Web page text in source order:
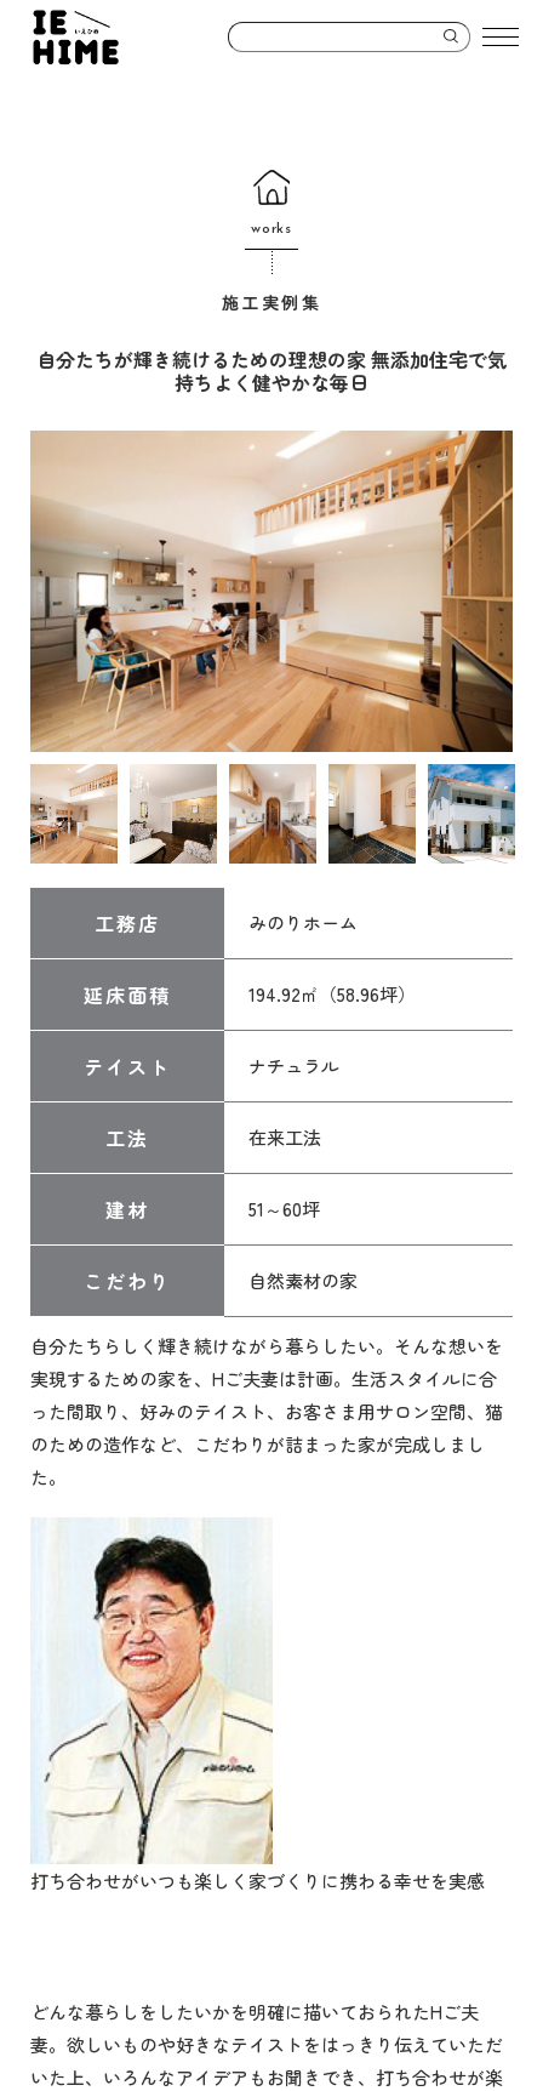
works
施工実例集
自分たちが輝き続けるための理想の家 無添加住宅で気
持ちよく健やかな毎日
工務店 みのりホーム
延床面積 194.92㎡（58.96坪）
テイスト ナチュラル
工法 在来工法
建材 51～60坪
こだわり 自然素材の家
自分たちらしく輝き続けながら暮らしたい。そんな想いを
実現するための家を、Hご夫妻は計画。生活スタイルに合
った間取り、好みのテイスト、お客さま用サロン空間、猫
のための造作など、こだわりが詰まった家が完成しまし
た。
打ち合わせがいつも楽しく家づくりに携わる幸せを実感
どんな暮らしをしたいかを明確に描いておられたHご夫
妻。欲しいものや好きなテイストをはっきり伝えていただ
いた上、いろんなアイデアもお聞きでき、打ち合わせが楽